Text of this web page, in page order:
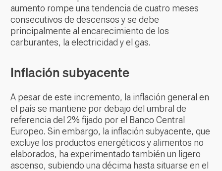
aumento rompe una tendencia de cuatro meses
consecutivos de descensos y se debe
principalmente al encarecimiento de los
carburantes, la electricidad y el gas.
Inflación subyacente
A pesar de este incremento, la inflación general en
el país se mantiene por debajo del umbral de
referencia del 2% fijado por el Banco Central
Europeo. Sin embargo, la inflación subyacente, que
excluye los productos energéticos y alimentos no
elaborados, ha experimentado también un ligero
ascenso, subiendo una décima hasta situarse en el